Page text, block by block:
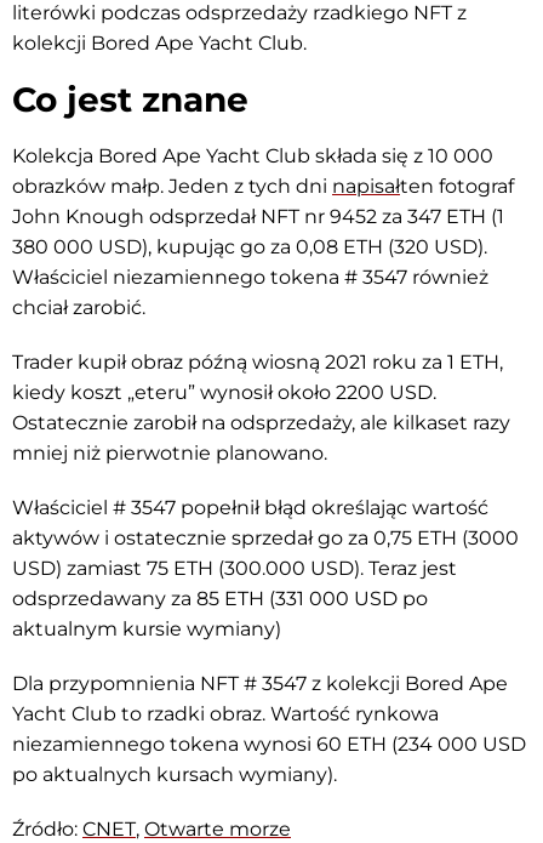
literówki podczas odsprzedaży rzadkiego NFT z
kolekcji Bored Ape Yacht Club.
Co jest znane
Kolekcja Bored Ape Yacht Club składa się z 10 000
obrazków małp. Jeden z tych dni napisałten fotograf
John Knough odsprzedał NFT nr 9452 za ​​347 ETH (1
380 000 USD), kupując go za 0,08 ETH (320 USD).
Właściciel niezamiennego tokena # 3547 również
chciał zarobić.
Trader kupił obraz późną wiosną 2021 roku za 1 ETH,
kiedy koszt „eteru” wynosił około 2200 USD.
Ostatecznie zarobił na odsprzedaży, ale kilkaset razy
mniej niż pierwotnie planowano.
Właściciel # 3547 popełnił błąd określając wartość
aktywów i ostatecznie sprzedał go za 0,75 ETH (3000
USD) zamiast 75 ETH (300.000 USD). Teraz jest
odsprzedawany za 85 ETH (331 000 USD po
aktualnym kursie wymiany)
Dla przypomnienia NFT # 3547 z kolekcji Bored Ape
Yacht Club to rzadki obraz. Wartość rynkowa
niezamiennego tokena wynosi 60 ETH (234 000 USD
po aktualnych kursach wymiany).
Źródło: CNET, Otwarte morze